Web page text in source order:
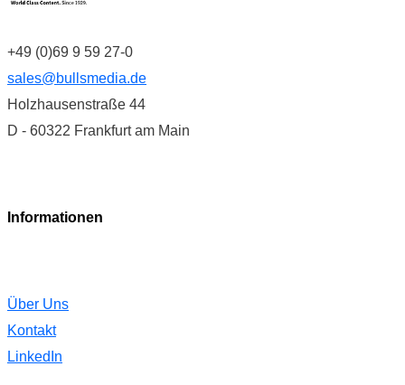
+49 (0)69 9 59 27-0
sales@bullsmedia.de
Holzhausenstraße 44
D - 60322 Frankfurt am Main
Informationen
Über Uns
Kontakt
LinkedIn